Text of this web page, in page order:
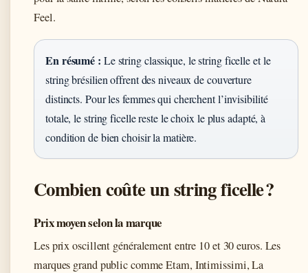
Feel.
En résumé : Le string classique, le string ficelle et le
string brésilien offrent des niveaux de couverture
distincts. Pour les femmes qui cherchent l’invisibilité
totale, le string ficelle reste le choix le plus adapté, à
condition de bien choisir la matière.
Combien coûte un string ficelle ?
Prix moyen selon la marque
Les prix oscillent généralement entre 10 et 30 euros. Les
marques grand public comme Etam, Intimissimi, La